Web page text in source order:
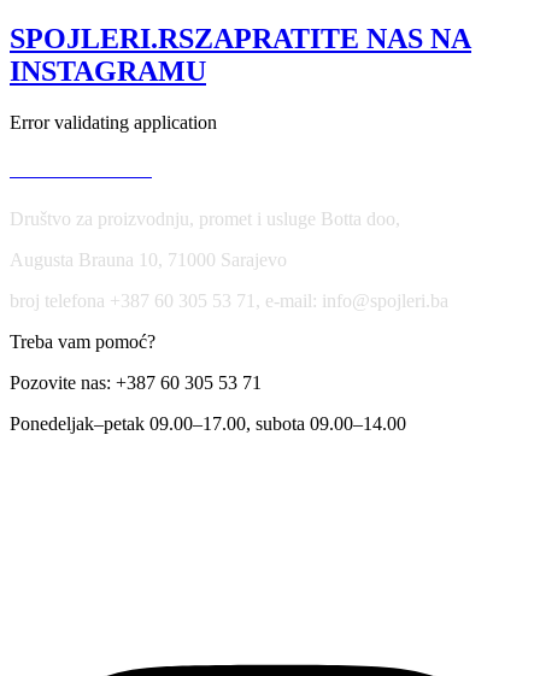
količina
SPOJLERI.RSZAPRATITE NAS NA
INSTAGRAMU
Error validating application
Društvo za proizvodnju, promet i usluge Botta doo,
Augusta Brauna 10, 71000 Sarajevo
broj telefona +387 60 305 53 71, e-mail: info@spojleri.ba
Treba vam pomoć?
Pozovite nas: +387 60 305 53 71
Ponedeljak–petak 09.00–17.00, subota 09.00–14.00